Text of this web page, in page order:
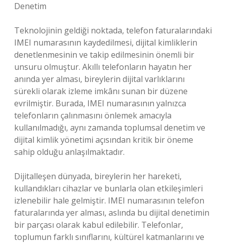
Denetim
Teknolojinin geldiği noktada, telefon faturalarındaki
IMEI numarasının kaydedilmesi, dijital kimliklerin
denetlenmesinin ve takip edilmesinin önemli bir
unsuru olmuştur. Akıllı telefonların hayatın her
anında yer alması, bireylerin dijital varlıklarını
sürekli olarak izleme imkânı sunan bir düzene
evrilmiştir. Burada, IMEI numarasının yalnızca
telefonların çalınmasını önlemek amacıyla
kullanılmadığı, aynı zamanda toplumsal denetim ve
dijital kimlik yönetimi açısından kritik bir öneme
sahip olduğu anlaşılmaktadır.
Dijitalleşen dünyada, bireylerin her hareketi,
kullandıkları cihazlar ve bunlarla olan etkileşimleri
izlenebilir hale gelmiştir. IMEI numarasının telefon
faturalarında yer alması, aslında bu dijital denetimin
bir parçası olarak kabul edilebilir. Telefonlar,
toplumun farklı sınıflarını, kültürel katmanlarını ve